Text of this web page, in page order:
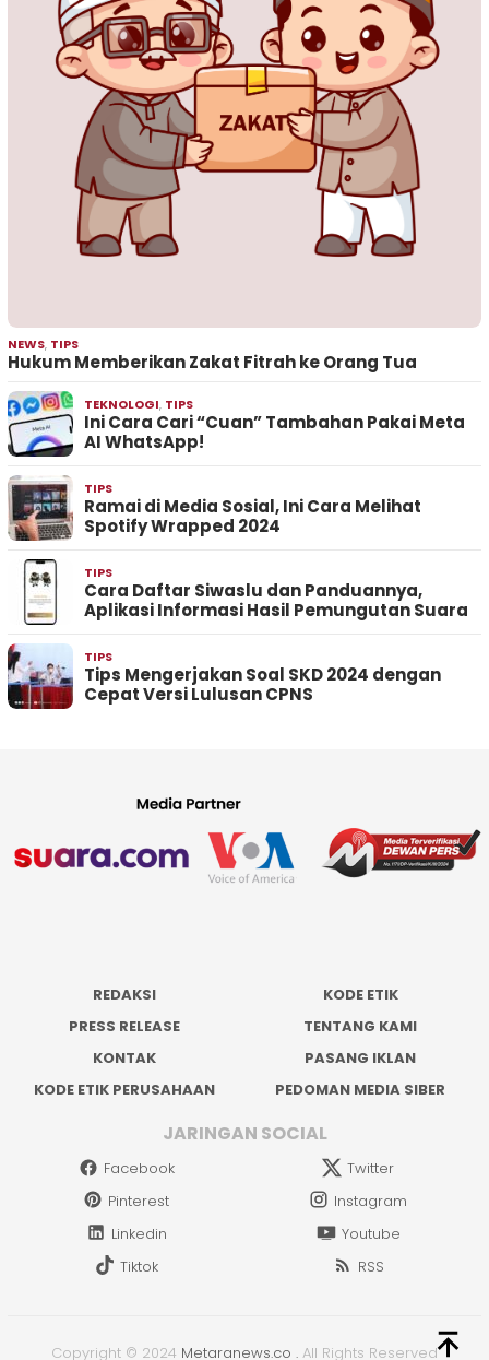
NEWS, TIPS
Hukum Memberikan Zakat Fitrah ke Orang Tua
TEKNOLOGI, TIPS
Ini Cara Cari “Cuan” Tambahan Pakai Meta
AI WhatsApp!
TIPS
Ramai di Media Sosial, Ini Cara Melihat
Spotify Wrapped 2024
TIPS
Cara Daftar Siwaslu dan Panduannya,
Aplikasi Informasi Hasil Pemungutan Suara
TIPS
Tips Mengerjakan Soal SKD 2024 dengan
Cepat Versi Lulusan CPNS
REDAKSI
KODE ETIK
PRESS RELEASE
TENTANG KAMI
KONTAK
PASANG IKLAN
KODE ETIK PERUSAHAAN
PEDOMAN MEDIA SIBER
JARINGAN SOCIAL
Facebook
Twitter
Pinterest
Instagram
Linkedin
Youtube
Tiktok
RSS
Copyright © 2024 Metaranews.co . All Rights Reserved